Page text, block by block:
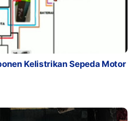
Kelistrikan Sepeda Motor